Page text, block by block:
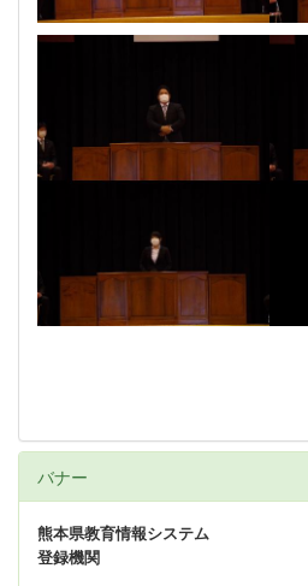
バナー
熊本県教育情報システム
登録機関